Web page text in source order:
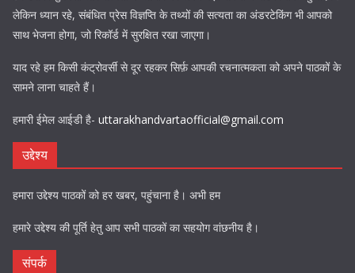
लेकिन ध्यान रहे, संबंधित प्रेस विज्ञप्ति के तथ्यों की सत्यता का अंडरटेकिंग भी आपको
साथ भेजना होगा, जो रिकॉर्ड में सुरक्षित रखा जाएगा।
याद रहे हम किसी कंट्रोवर्सी से दूर रहकर सिर्फ़ आपकी रचनात्मकता को अपने पाठकों के
सामने लाना चाहते हैं।
हमारी ईमेल आईडी है- uttarakhandvartaofficial@gmail.com
उद्देश्य
हमारा उद्देश्य पाठकों को हर खबर, पहुंचाना है। अभी हम
हमारे उद्देश्य की पूर्ति हेतु आप सभी पाठकों का सहयोग वांछनीय है।
संपर्क